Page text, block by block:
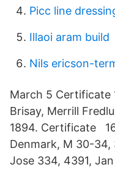
Picc line
Illaoi aram build
Nils ericson-
March 5 Certificate
Brisay, Merrill
1894. Certificate
Denmark, M 30-34,
Jose 334, 4391,